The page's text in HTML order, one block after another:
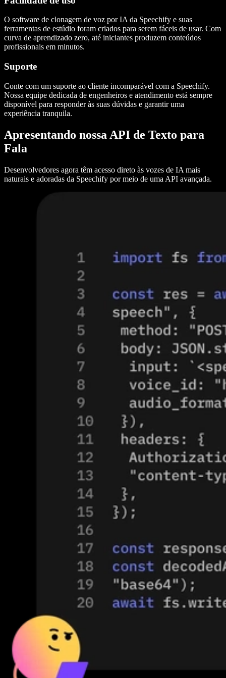
O software de clonagem de voz por IA da Speechify e suas
ferramentas de estúdio foram criados para serem fáceis de usar. Com
curva de aprendizado zero, até iniciantes produzem conteúdos
profissionais em minutos.
Suporte
Conte com um suporte ao cliente incomparável com a Speechify.
Nossa equipe dedicada de engenheiros e atendimento está sempre
disponível para responder às suas dúvidas e garantir uma
experiência tranquila.
Apresentando nossa API de Texto para
Fala
Desenvolvedores agora têm acesso direto às vozes de IA mais
naturais e adoradas da Speechify por meio de uma API avançada.